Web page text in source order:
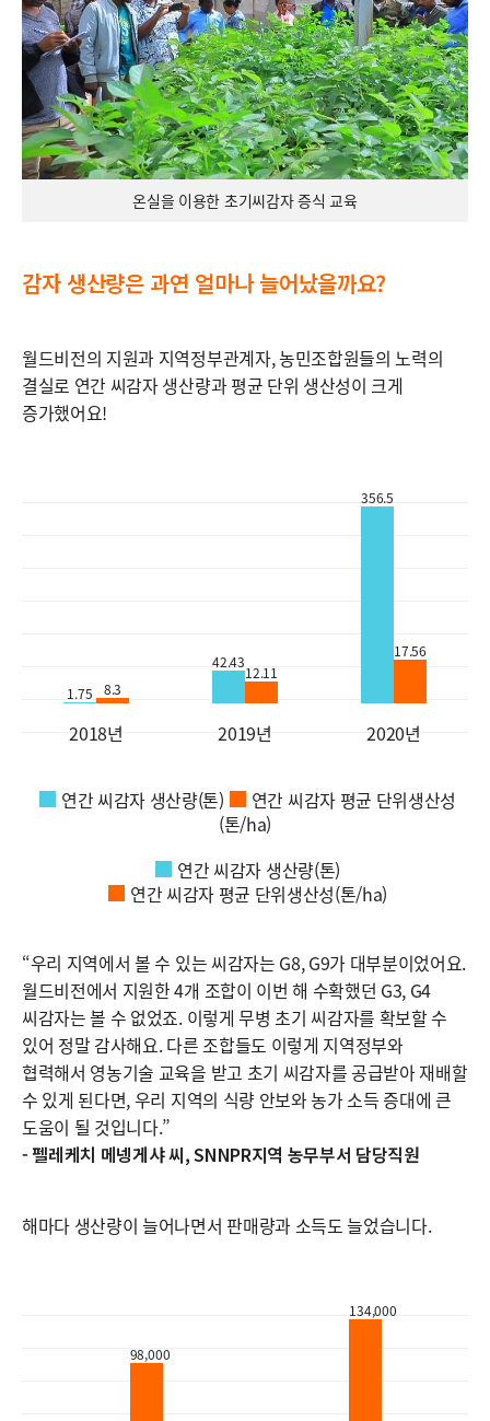
온실을 이용한 초기씨감자 증식 교육
감자 생산량은 과연 얼마나 늘어났을까요?
월드비전의 지원과 지역정부관계자, 농민조합원들의 노력의
결실로 연간 씨감자 생산량과 평균 단위 생산성이 크게
증가했어요!
1.75 8.3
2018년
42.43
12.11
2019년
356.5
17.56
2020년
연간 씨감자 생산량(톤)
연간 씨감자 평균 단위생산성
(톤/ha)
연간 씨감자 생산량(톤)
연간 씨감자 평균 단위생산성(톤/ha)
“우리 지역에서 볼 수 있는 씨감자는 G8, G9가 대부분이었어요.
월드비전에서 지원한 4개 조합이 이번 해 수확했던 G3, G4
씨감자는 볼 수 없었죠. 이렇게 무병 초기 씨감자를 확보할 수
있어 정말 감사해요. 다른 조합들도 이렇게 지역정부와
협력해서 영농기술 교육을 받고 초기 씨감자를 공급받아 재배할
수 있게 된다면, 우리 지역의 식량 안보와 농가 소득 증대에 큰
도움이 될 것입니다.”
- 펠레케치 메넹게샤 씨, SNNPR지역 농무부서 담당직원
해마다 생산량이 늘어나면서 판매량과 소득도 늘었습니다.
98,000
134,000